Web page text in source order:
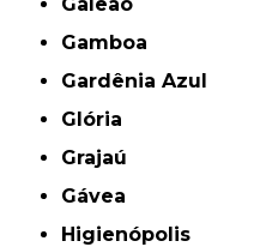
Gamboa
Gardênia Azul
Glória
Grajaú
Gávea
Higienópolis